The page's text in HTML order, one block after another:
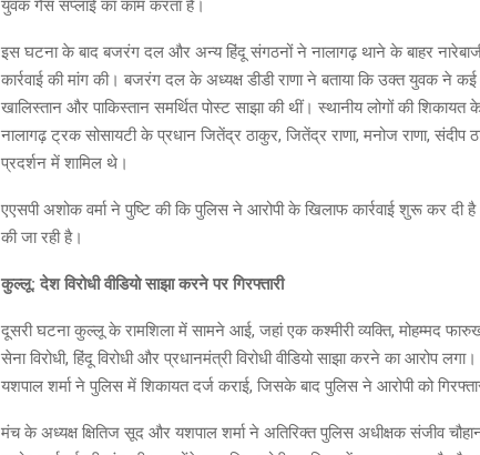
युवक गैस सप्लाई का काम करता है।
इस घटना के बाद बजरंग दल और अन्य हिंदू संगठनों ने नालागढ़ थाने के बाहर
कार्रवाई की मांग की। बजरंग दल के अध्यक्ष डीडी राणा ने बताया कि उक्त युवक ने
खालिस्तान और पाकिस्तान समर्थित पोस्ट साझा की थीं। स्थानीय लोगों की शिकायत
नालागढ़ ट्रक सोसायटी के प्रधान जितेंद्र ठाकुर, जितेंद्र राणा, मनोज राणा, संदीप
प्रदर्शन में शामिल थे।
एएसपी अशोक वर्मा ने पुष्टि की कि पुलिस ने आरोपी के खिलाफ कार्रवाई शुरू कर दी
की जा रही है।
कुल्लू: देश विरोधी वीडियो साझा करने पर गिरफ्तारी
दूसरी घटना कुल्लू के रामशिला में सामने आई, जहां एक कश्मीरी व्यक्ति, मोहम्मद
सेना विरोधी, हिंदू विरोधी और प्रधानमंत्री विरोधी वीडियो साझा करने का आरोप
यशपाल शर्मा ने पुलिस में शिकायत दर्ज कराई, जिसके बाद पुलिस ने आरोपी को
मंच के अध्यक्ष क्षितिज सूद और यशपाल शर्मा ने अतिरिक्त पुलिस अधीक्षक संजीव